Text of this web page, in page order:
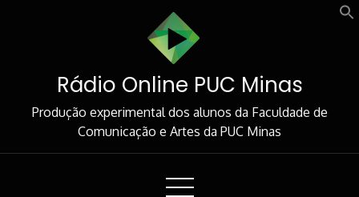
Rádio Online PUC Minas
Produção experimental dos alunos da Faculdade de
Comunicação e Artes da PUC Minas